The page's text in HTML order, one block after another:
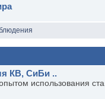
КВ, СиБи ..
использования